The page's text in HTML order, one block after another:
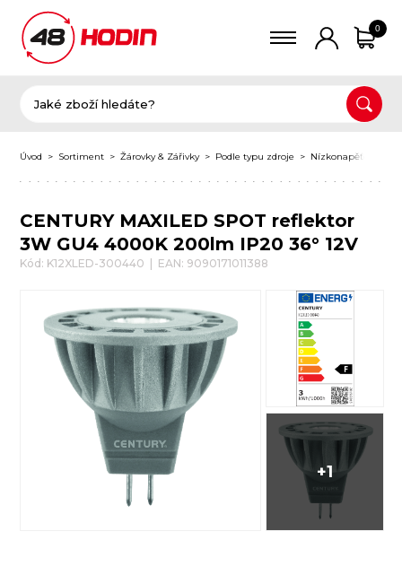
0
Úvod Sortiment Žárovky & Zářivky Podle typu zdroje Nízkonapěťové
CENTURY MAXILED SPOT reflektor
3W GU4 4000K 200lm IP20 36° 12V
Kód: K12XLED-300440 | EAN: 9090171011388
+1